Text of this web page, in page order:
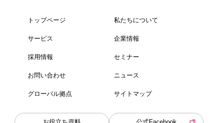
トップページ 私たちについて
サービス 企業情報
採用情報 セミナー
お問い合わせ ニュース
グローバル拠点 サイトマップ